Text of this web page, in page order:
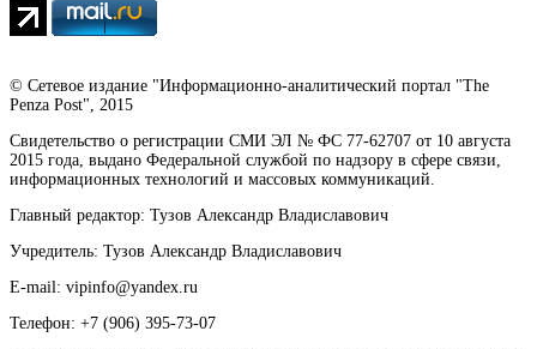
© Сетевое издание "Информационно-аналитический портал "The
Penza Post", 2015
Свидетельство о регистрации СМИ ЭЛ № ФС 77-62707 от 10 августа
2015 года, выдано Федеральной службой по надзору в сфере связи,
информационных технологий и массовых коммуникаций.
Главный редактор: Тузов Александр Владиславович
Учредитель: Тузов Александр Владиславович
E-mail: vipinfo@yandex.ru
Телефон: +7 (906) 395-73-07